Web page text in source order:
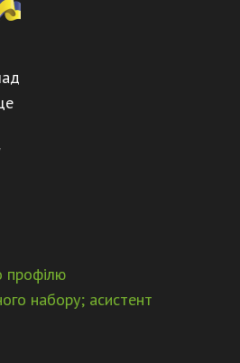
профілю
набору; асистент